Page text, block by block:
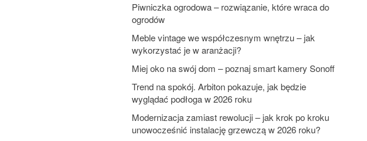
Piwniczka ogrodowa – rozwiązanie, które wraca do
ogrodów
Meble vintage we współczesnym wnętrzu – jak
wykorzystać je w aranżacji?
Miej oko na swój dom – poznaj smart kamery Sonoff
Trend na spokój. Arbiton pokazuje, jak będzie
wyglądać podłoga w 2026 roku
Modernizacja zamiast rewolucji – jak krok po kroku
unowocześnić instalację grzewczą w 2026 roku?